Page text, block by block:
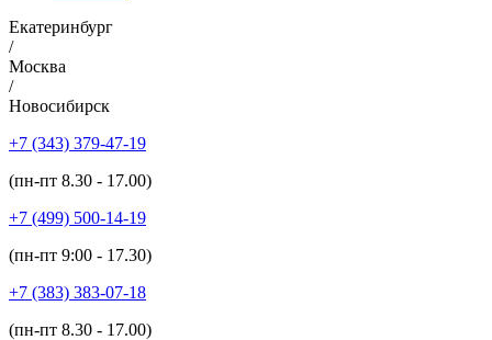
Екатеринбург
/
Москва
/
Новосибирск
+7 (343) 379-47-19
(пн-пт 8.30 - 17.00)
+7 (499) 500-14-19
(пн-пт 9:00 - 17.30)
+7 (383) 383-07-18
(пн-пт 8.30 - 17.00)